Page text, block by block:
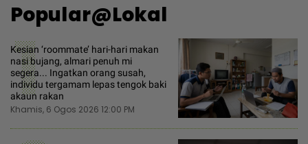
Popular@Lokal
1
Kesian ‘roommate’ hari-hari makan
nasi bujang, almari penuh mi
segera... Ingatkan orang susah,
individu tergamam lepas tengok baki
akaun rakan
Khamis, 6 Ogos 2026 12:00 PM